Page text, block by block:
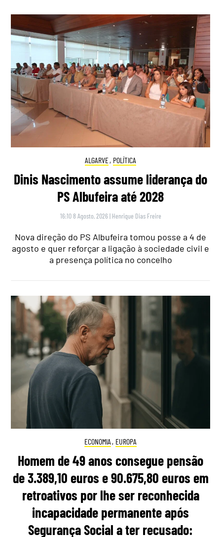
ALGARVE, POLÍTICA
Dinis Nascimento assume liderança do
PS Albufeira até 2028
16:10 8 Agosto, 2026 | Henrique Dias Freire
Nova direção do PS Albufeira tomou posse a 4 de
agosto e quer reforçar a ligação à sociedade civil e
a presença política no concelho
ECONOMIA , EUROPA
Homem de 49 anos consegue pensão
de 3.389,10 euros e 90.675,80 euros em
retroativos por lhe ser reconhecida
incapacidade permanente após
Segurança Social a ter recusado: